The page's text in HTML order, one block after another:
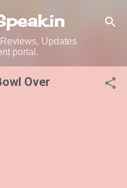
content
Updates
portal.
Over